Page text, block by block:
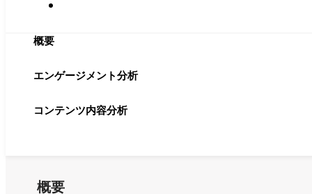
概要
エンゲージメント分析
コンテンツ内容分析
概要